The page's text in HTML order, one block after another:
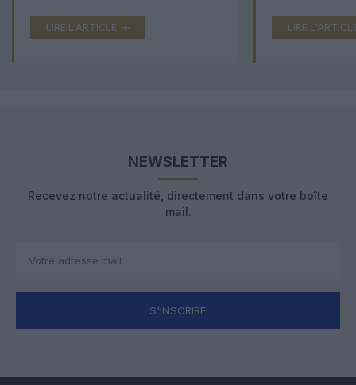
LIRE L'ARTICLE LIRE
NEWSLETTER
Recevez notre actualité, directement dans votre boîte
mail.
S'INSCRIRE